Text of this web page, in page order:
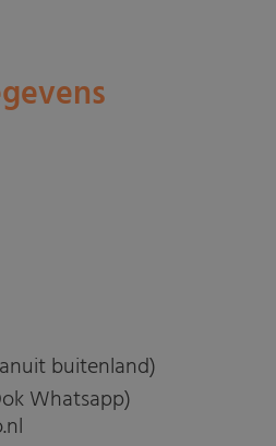
buitenland)
Whatsapp)